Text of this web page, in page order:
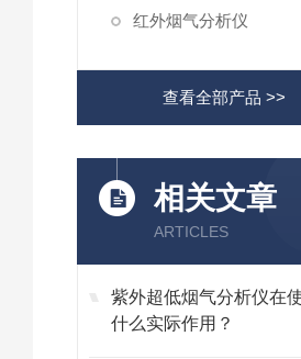
红外烟气分析仪
查看全部产品 >>
相关文章
ARTICLES
紫外超低烟气分析仪在
什么实际作用？